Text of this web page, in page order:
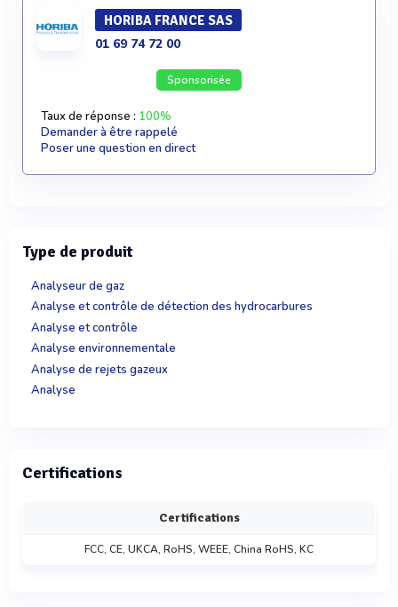
HORIBA FRANCE SAS
01 69 74 72 00
Sponsorisée
Taux de réponse : 100%
Demander à être rappelé
Poser une question en direct
Type de produit
Analyseur de gaz
Analyse et contrôle de détection des hydrocarbures
Analyse et contrôle
Analyse environnementale
Analyse de rejets gazeux
Analyse
Certifications
Certifications
FCC, CE, UKCA, RoHS, WEEE, China RoHS, KC